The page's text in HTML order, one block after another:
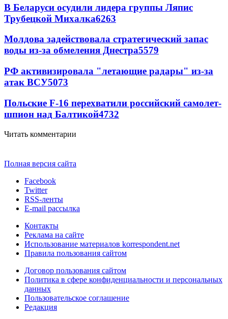
В Беларуси осудили лидера группы Ляпис
Трубецкой Михалка6263
Молдова задействовала стратегический запас
воды из-за обмеления Днестра5579
РФ активизировала "летающие радары" из-за
атак ВСУ5073
Польские F-16 перехватили российский самолет-
шпион над Балтикой4732
Читать комментарии
Полная версия сайта
Facebook
Twitter
RSS-ленты
E-mail рассылка
Контакты
Реклама на сайте
Использование материалов korrespondent.net
Правила пользования сайтом
Договор пользования сайтом
Политика в сфере конфиденциальности и персональных
данных
Пользовательское соглашение
Редакция